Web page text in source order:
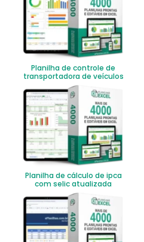
Planilha de controle de
transportadora de veículos
Planilha de cálculo de ipca
com selic atualizada